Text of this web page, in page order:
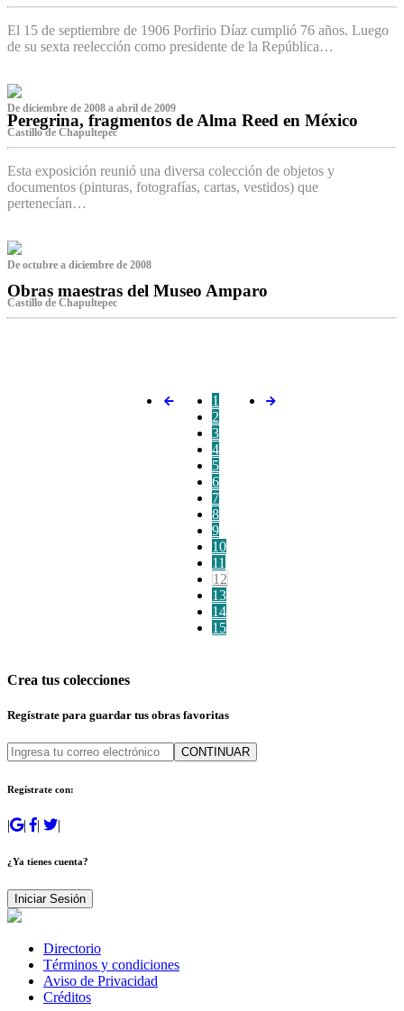
El 15 de septiembre de 1906 Porfirio Díaz cumplió 76 años. Luego
de su sexta reelección como presidente de la República…
De diciembre de 2008 a abril de 2009
Peregrina, fragmentos de Alma Reed en México
Castillo de Chapultepec
Esta exposición reunió una diversa colección de objetos y
documentos (pinturas, fotografías, cartas, vestidos) que
pertenecían…
De octubre a diciembre de 2008
Obras maestras del Museo Amparo
Castillo de Chapultepec
1
2
3
4
5
6
7
8
9
10
11
12
13
14
15
Crea tus colecciones
Regístrate para guardar tus obras favoritas
CONTINUAR
Regístrate con:
| | | |
¿Ya tienes cuenta?
Iniciar Sesión
Directorio
Términos y condiciones
Aviso de Privacidad
Créditos